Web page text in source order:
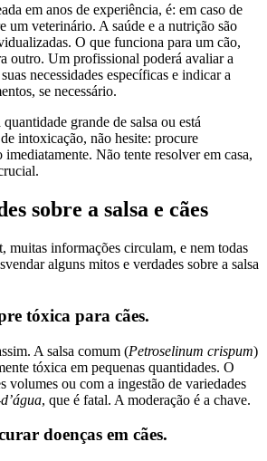
em anos de experiência, é: em caso de
um veterinário. A saúde e a nutrição são
O que funciona para um cão,
outro. Um profissional poderá avaliar a
necessidades específicas e indicar a
se necessário.
grande de salsa ou está
intoxicação, não hesite: procure
Não tente resolver em casa,
sobre a salsa e cães
muitas informações circulam, e nem todas
alguns mitos e verdades sobre a salsa
tóxica para cães.
A salsa comum (Petroselinum crispum)
tóxica em pequenas quantidades. O
volumes ou com a ingestão de variedades
, que é fatal. A moderação é a chave.
doenças em cães.